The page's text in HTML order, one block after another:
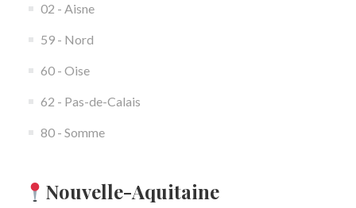
02 - Aisne
59 - Nord
60 - Oise
62 - Pas-de-Calais
80 - Somme
Nouvelle-Aquitaine